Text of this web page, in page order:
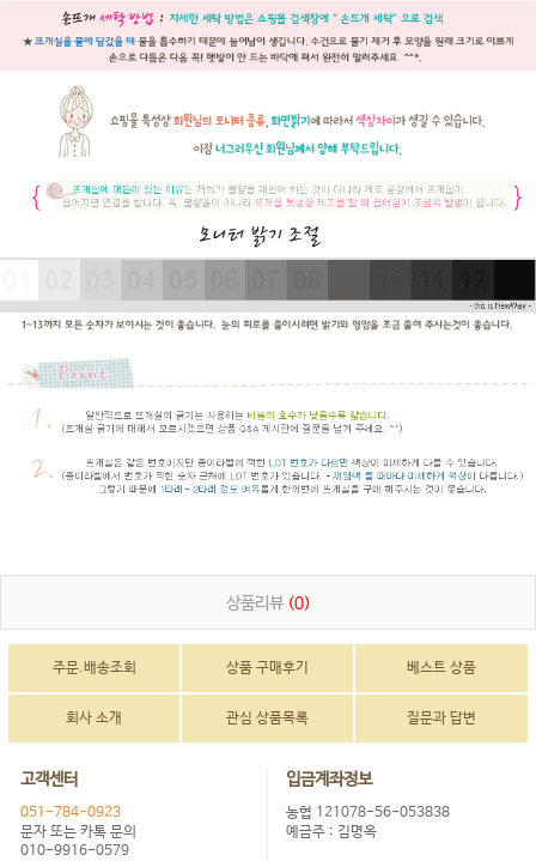
상품리뷰 (0)
주문.배송조회 상품 구매후기 베스트 상품
회사 소개 관심 상품목록 질문과 답변
고객센터
051-784-0923
문자 또는 카톡 문의
010-9916-0579
입금계좌정보
농협 121078-56-053838
예금주 : 김명옥